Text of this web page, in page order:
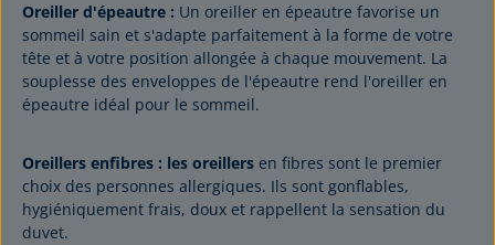
Oreiller d'épeautre : Un oreiller en épeautre favorise un
sommeil sain et s'adapte parfaitement à la forme de votre
tête et à votre position allongée à chaque mouvement. La
souplesse des enveloppes de l'épeautre rend l'oreiller en
épeautre idéal pour le sommeil.
Oreillers enfibres : les oreillers en fibres sont le premier
choix des personnes allergiques. Ils sont gonflables,
hygiéniquement frais, doux et rappellent la sensation du
duvet.